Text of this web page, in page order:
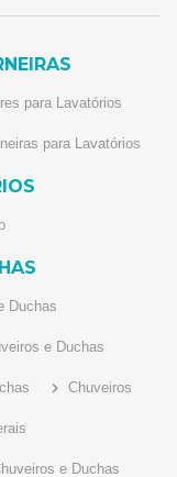
para Lavatórios
para Lavatórios
Duchas
e Duchas
Chuveiros
e Duchas